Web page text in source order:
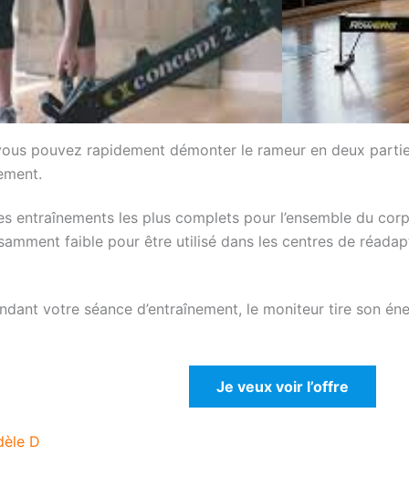
pouvez rapidement démonter le rameur en deux
entraînements les plus complets pour l’ensemble du
faible pour être utilisé dans les centres de
votre séance d’entraînement, le moniteur tire son
Je veux voir l’offre
D